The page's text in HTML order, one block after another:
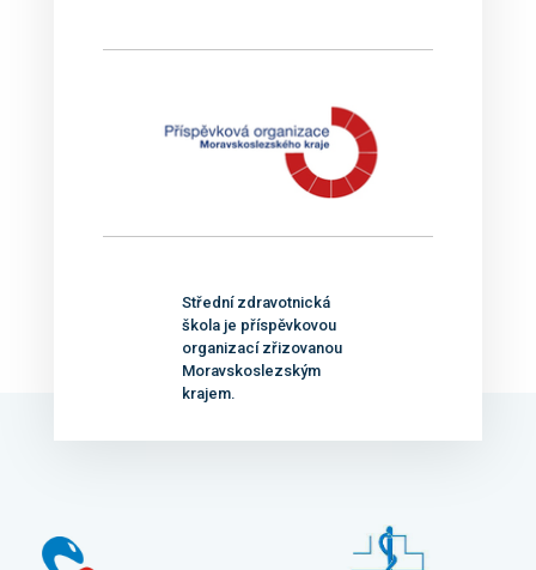
Střední zdravotnická
škola je příspěvkovou
organizací zřizovanou
Moravskoslezským
krajem.